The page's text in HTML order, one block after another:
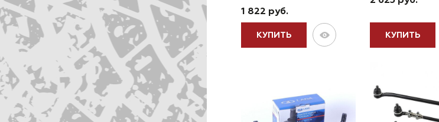
1 822 руб.
КУПИТЬ КУПИТЬ